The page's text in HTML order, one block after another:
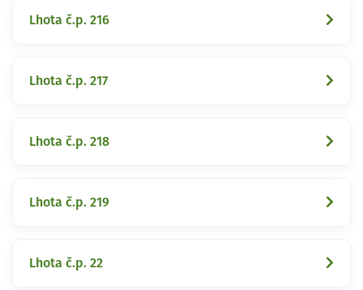
Lhota č.p. 216
Lhota č.p. 217
Lhota č.p. 218
Lhota č.p. 219
Lhota č.p. 22